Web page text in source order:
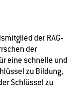
der RAG-
der
eine schnelle und
zu Bildung,
Schlüssel zu